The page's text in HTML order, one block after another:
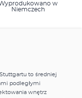
w
Niemczech
to średniej
podległymi
wnętrz